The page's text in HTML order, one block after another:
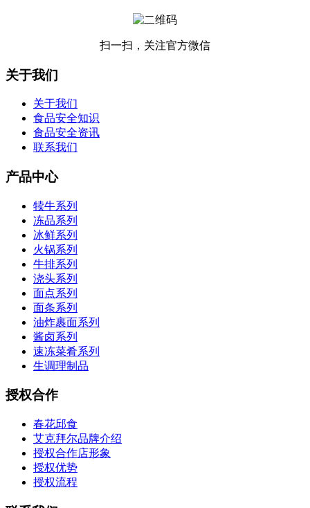
扫一扫，关注官方微信
关于我们
关于我们
食品安全知识
食品安全资讯
联系我们
产品中心
犊牛系列
冻品系列
冰鲜系列
火锅系列
牛排系列
浇头系列
面点系列
面条系列
油炸裹面系列
酱卤系列
速冻菜肴系列
生调理制品
授权合作
春花邱食
艾克拜尔品牌介绍
授权合作店形象
授权优势
授权流程